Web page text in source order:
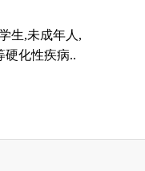
生,未成年人,
硬化性疾病..